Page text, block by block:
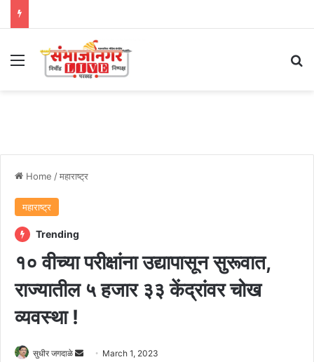
Menu
Home /महाराष्ट्र
महाराष्ट्र
Trending
१० वीच्या परीक्षांना उद्यापासून सुरूवात,
राज्यातील ५ हजार ३३ केंद्रांवर चोख
व्यवस्था !
सुधीर जगदाळे
Send March 1, 2023